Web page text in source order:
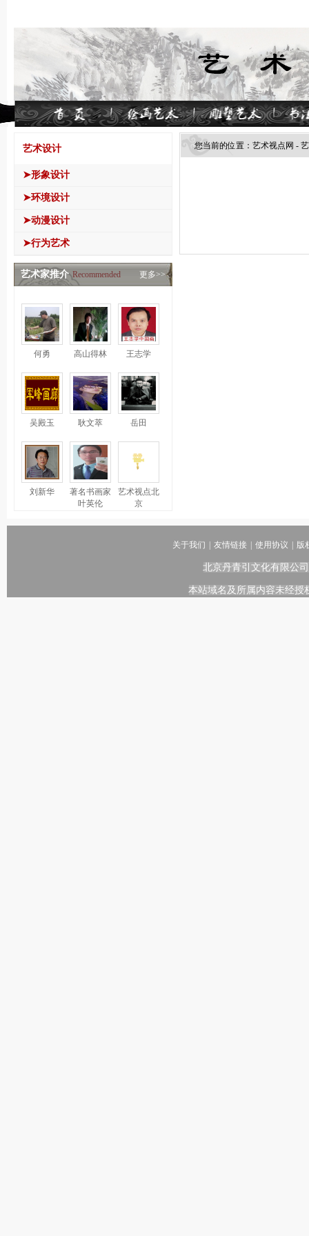
艺术设计
➤形象设计
➤环境设计
➤动漫设计
➤行为艺术
艺术家推介 Recommended 更多>>
何勇 高山得林 王志学
吴殿玉 耿文萃 岳田
刘新华
著名书画家
叶英伦
艺术视点北
京
您当前的位置： 艺术视点网 -
关于我们 友情链接 使用协议 版
北京丹青引文化有限公
本站域名及所属内容未经授